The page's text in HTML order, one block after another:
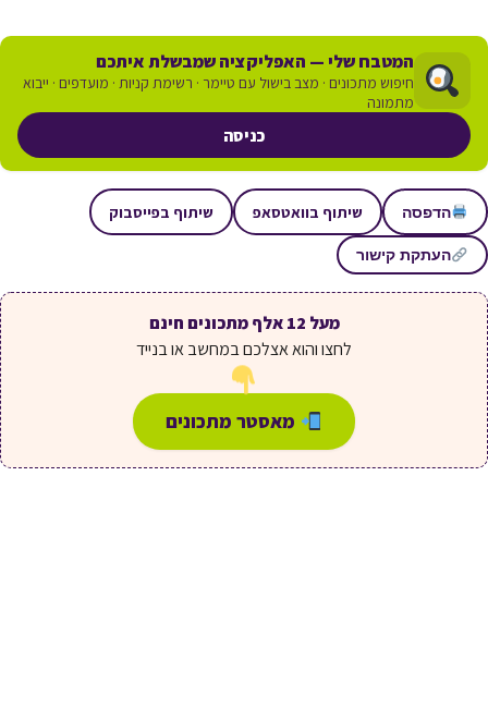
המטבח שלי — האפליקציה שמבשלת איתכם
חיפוש מתכונים · מצב בישול עם טיימר · רשימת קניות · מועדפים · ייבוא
מתמונה
כניסה
הדפסה שיתוף בוואטסאפ שיתוף בפייסבוק
העתקת קישור
מעל 12 אלף מתכונים חינם
לחצו והוא אצלכם במחשב או בנייד
מאסטר מתכונים